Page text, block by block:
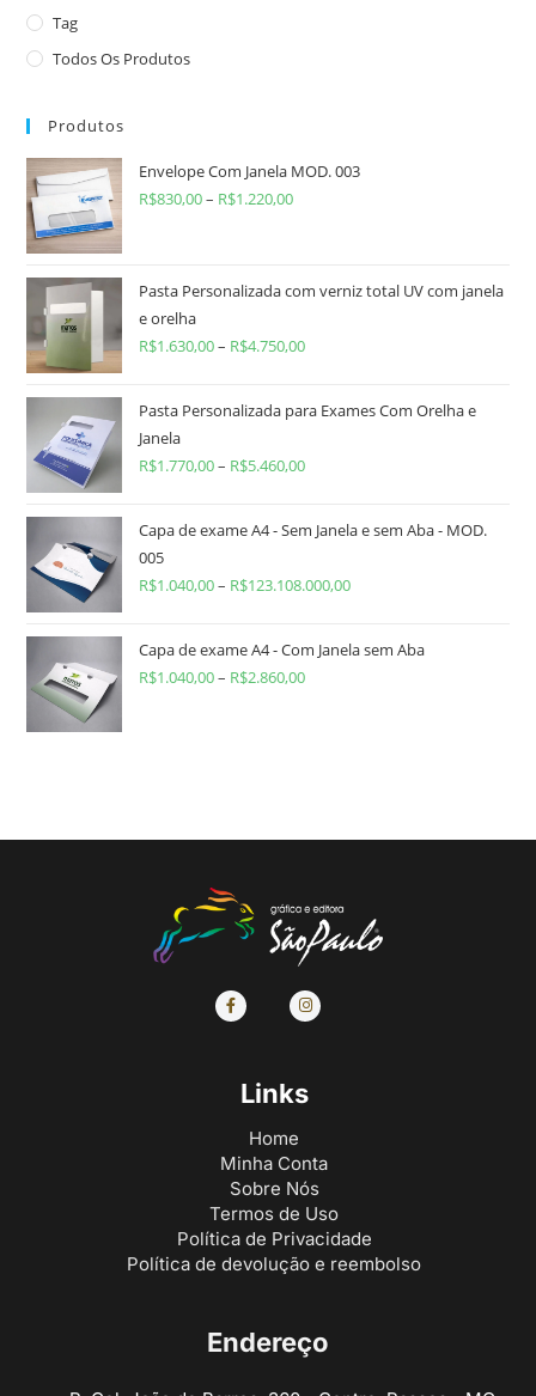
Tag
Todos Os Produtos
Produtos
Envelope Com Janela MOD. 003
R$830,00– R$1.220,00
Pasta Personalizada com verniz total UV com janela
e orelha
R$1.630,00– R$4.750,00
Pasta Personalizada para Exames Com Orelha e
Janela
R$1.770,00– R$5.460,00
Capa de exame A4 - Sem Janela e sem Aba - MOD.
005
R$1.040,00– R$123.108.000,00
Capa de exame A4 - Com Janela sem Aba
R$1.040,00– R$2.860,00
Links
Home
Minha Conta
Sobre Nós
Termos de Uso
Política de Privacidade
Política de devolução e reembolso
Endereço